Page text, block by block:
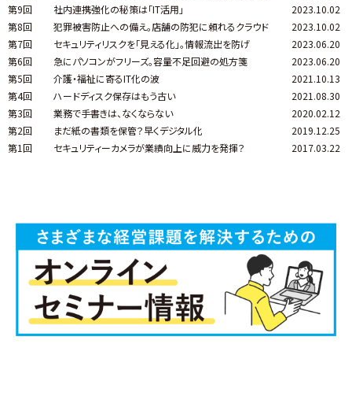
第9回
社内連携強化の秘策は「IT活用」
2023.10.02
第8回
犯罪被害防止への備え。店舗の防犯に頼れるクラウド
2023.10.02
第7回
セキュリティリスクを「見える化」。情報流出を防げ
2023.06.20
第6回
急にパソコンがフリーズ。容量不足回避の処方箋
2023.06.20
第5回
介護・福祉に寄るIT化の波
2021.10.13
第4回
ハードディスク保存はもう古い
2021.08.30
第3回
業務で手書きは、なくならない
2020.02.12
第2回
まだ紙の書類を保管？早くデジタル化
2019.12.25
第1回
セキュリティーカメラが業績向上に威力を発揮？ 2017.03.22